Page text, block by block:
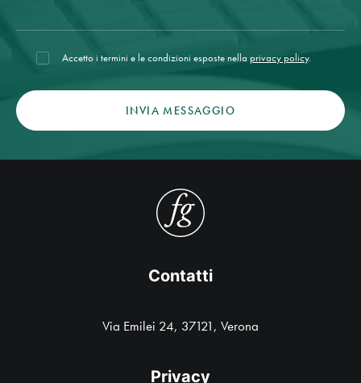
Accetto i termini e le condizioni esposte nella privacy policy.
Contatti
Via Emilei 24, 37121, Verona
Privacy